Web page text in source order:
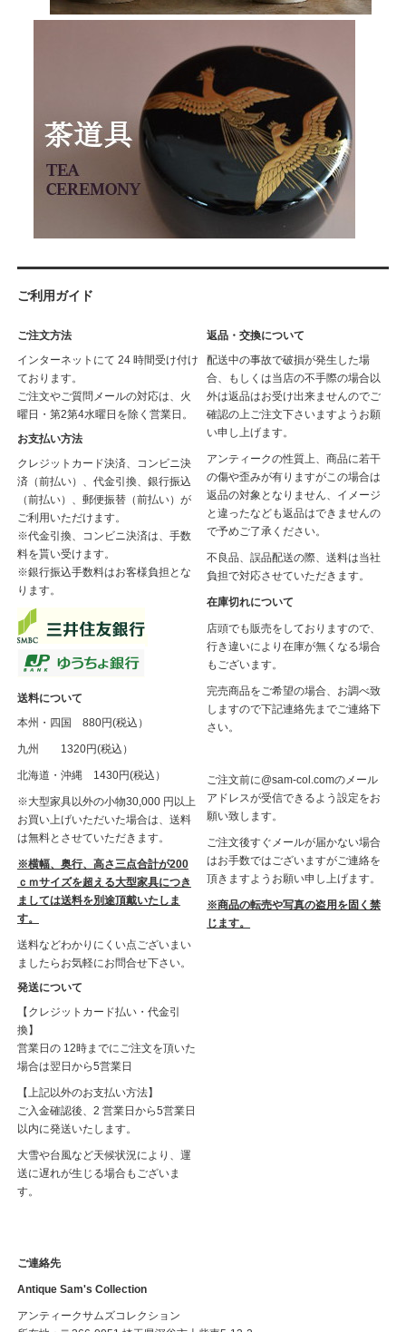
ご利用ガイド
ご注文方法
インターネットにて 24 時間受け付け
ております。
ご注文やご質問メールの対応は、火
曜日・第2第4水曜日を除く営業日。
お支払い方法
クレジットカード決済、コンビニ決
済（前払い）、代金引換、銀行振込
（前払い）、郵便振替（前払い）が
ご利用いただけます。
※代金引換、コンビニ決済は、手数
料を貰い受けます。
※銀行振込手数料はお客様負担とな
ります。
送料について
本州・四国 880円(税込）
九州 1320円(税込）
北海道・沖縄 1430円(税込）
※大型家具以外の小物30,000 円以上
お買い上げいただいた場合は、送料
は無料とさせていただきます。
※横幅、奥行、高さ三点合計が200
ｃｍサイズを超える大型家具につき
ましては送料を別途頂戴いたしま
す。
送料などわかりにくい点ございまい
ましたらお気軽にお問合せ下さい。
発送について
【クレジットカード払い・代金引
換】
営業日の 12時までにご注文を頂いた
場合は翌日から5営業日
【上記以外のお支払い方法】
ご入金確認後、2 営業日から5営業日
以内に発送いたします。
大雪や台風など天候状況により、運
送に遅れが生じる場合もございま
す。
返品・交換について
配送中の事故で破損が発生した場
合、もしくは当店の不手際の場合以
外は返品はお受け出来ませんのでご
確認の上ご注文下さいますようお願
い申し上げます。
アンティークの性質上、商品に若干
の傷や歪みが有りますがこの場合は
返品の対象となりません、イメージ
と違ったなども返品はできませんの
で予めご了承ください。
不良品、誤品配送の際、送料は当社
負担で対応させていただきます。
在庫切れについて
店頭でも販売をしておりますので、
行き違いにより在庫が無くなる場合
もございます。
完売商品をご希望の場合、お調べ致
しますので下記連絡先までご連絡下
さい。
ご注文前に@sam-col.comのメール
アドレスが受信できるよう設定をお
願い致します。
ご注文後すぐメールが届かない場合
はお手数ではございますがご連絡を
頂きますようお願い申し上げます。
※商品の転売や写真の盗用を固く禁
じます。
ご連絡先
Antique Sam's Collection
アンティークサムズコレクション